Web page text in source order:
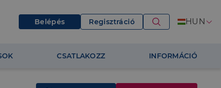
Belépés Regisztráció HUN
CSATLAKOZZ INFORMÁCIÓ